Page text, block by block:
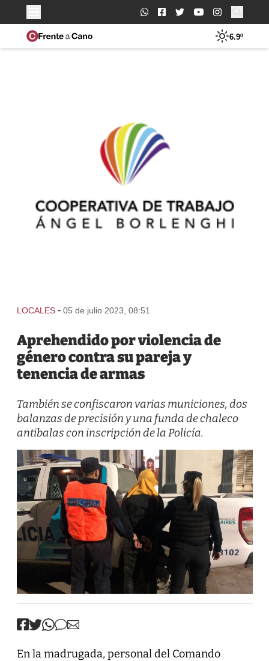
Buscar:
6.9º
LOCALES - 05 de julio 2023, 08:51
Aprehendido por violencia de
género contra su pareja y
tenencia de armas
También se confiscaron varias municiones, dos
balanzas de precisión y una funda de chaleco
antibalas con inscripción de la Policía.
En la madrugada, personal del Comando